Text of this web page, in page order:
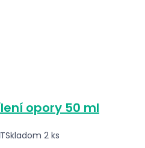
opory 50 ml
Skladom 2 ks